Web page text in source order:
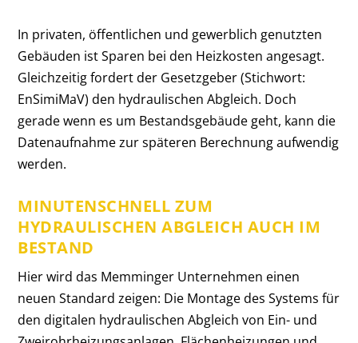
In privaten, öffentlichen und gewerblich genutzten
Gebäuden ist Sparen bei den Heizkosten angesagt.
Gleichzeitig fordert der Gesetzgeber (Stichwort:
EnSimiMaV) den hydraulischen Abgleich. Doch
gerade wenn es um Bestandsgebäude geht, kann die
Datenaufnahme zur späteren Berechnung aufwendig
werden.
MINUTENSCHNELL ZUM
HYDRAULISCHEN ABGLEICH AUCH IM
BESTAND
Hier wird das Memminger Unternehmen einen
neuen Standard zeigen: Die Montage des Systems für
den digitalen hydraulischen Abgleich von Ein- und